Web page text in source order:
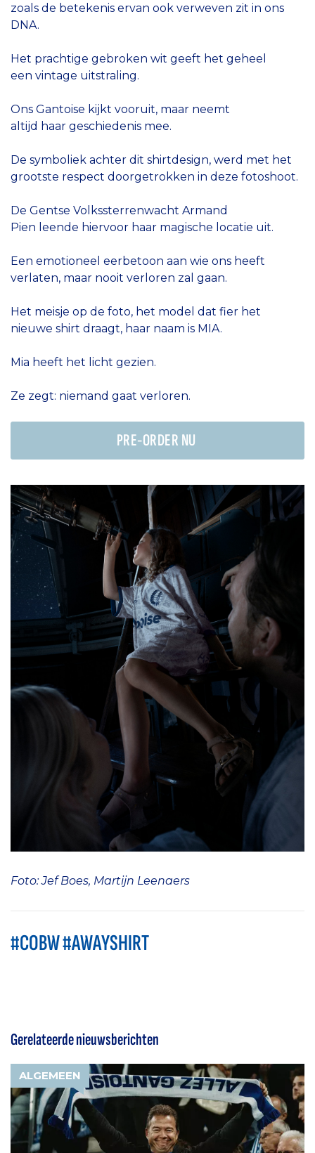
zoals de betekenis ervan ook verweven zit in ons
DNA.
Het prachtige gebroken wit geeft het geheel
een vintage uitstraling.
Ons Gantoise kijkt vooruit, maar neemt
altijd haar geschiedenis mee.
De symboliek achter dit shirtdesign, werd met het
grootste respect doorgetrokken in deze fotoshoot.
De Gentse Volkssterrenwacht Armand
Pien leende hiervoor haar magische locatie uit.
Een emotioneel eerbetoon aan wie ons heeft
verlaten, maar nooit verloren zal gaan.
Het meisje op de foto, het model dat fier het
nieuwe shirt draagt, haar naam is MIA.
Mia heeft het licht gezien.
Ze zegt: niemand gaat verloren.
PRE-ORDER NU
Foto: Jef Boes, Martijn Leenaers
#COBW #AWAYSHIRT
Gerelateerde nieuwsberichten
ALGEMEEN